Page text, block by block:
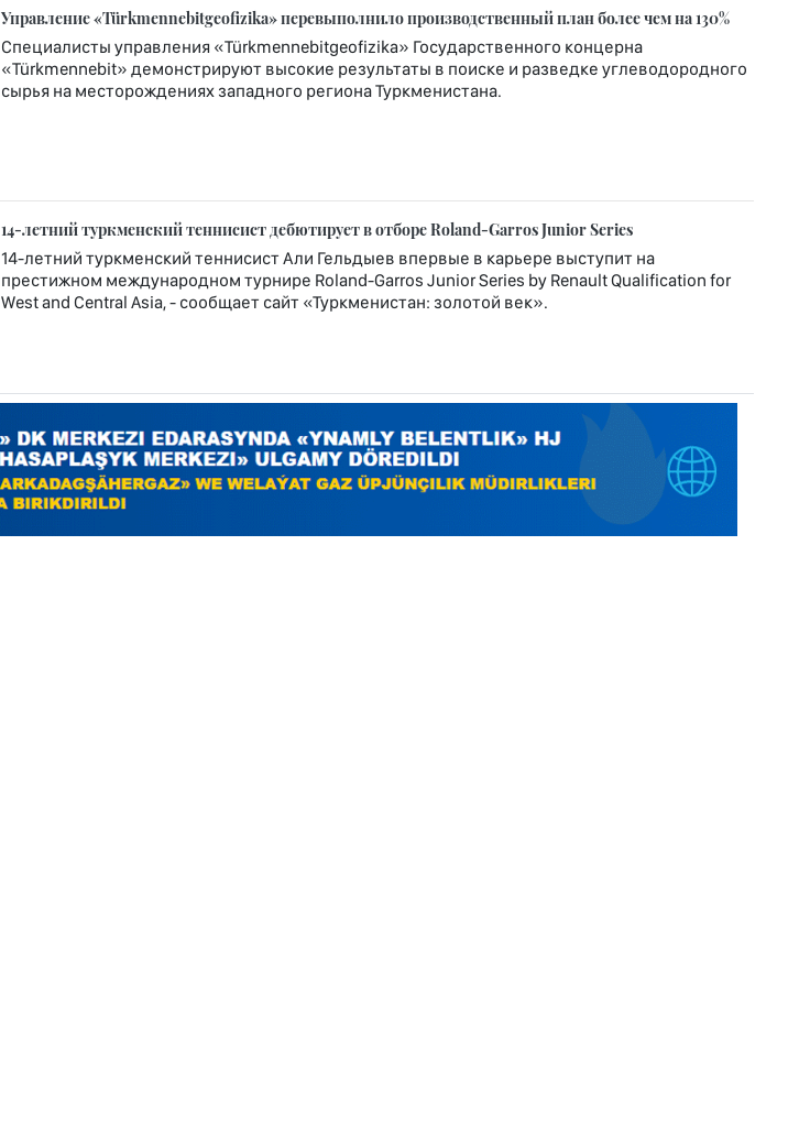
Управление «Türkmennebitgeofizika» перевыполнило производственный план более чем на 130%
Специалисты управления «Türkmennebitgeofizika» Государственного концерна
«Türkmennebit» демонстрируют высокие результаты в поиске и разведке углеводородного
сырья на месторождениях западного региона Туркменистана.
14-летний туркменский теннисист дебютирует в отборе Roland-Garros Junior Series
14-летний туркменский теннисист Али Гельдыев впервые в карьере выступит на
престижном международном турнире Roland-Garros Junior Series by Renault Qualification for
West and Central Asia, - сообщает сайт «Туркменистан: золотой век».